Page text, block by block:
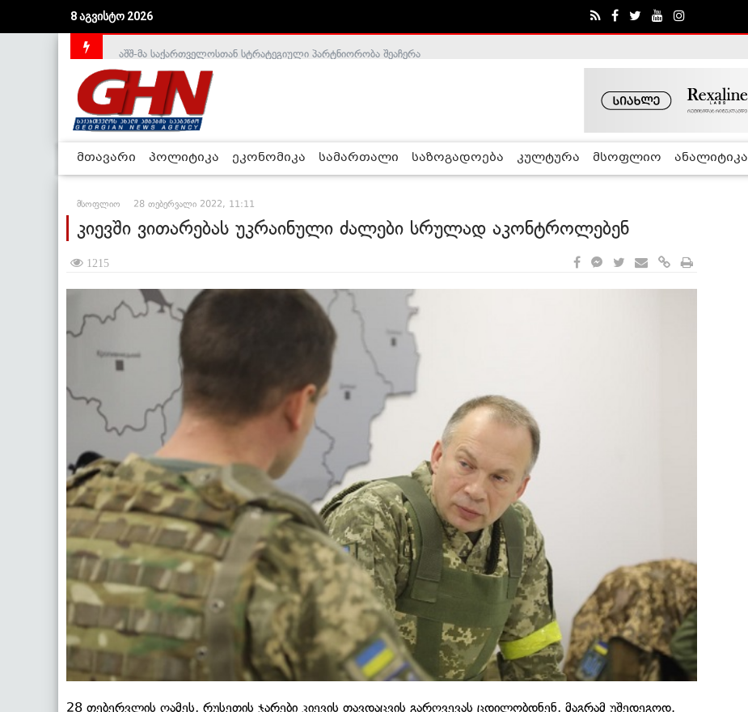
8 აგვისტო 2026
აშშ-მა საქართველოსთან სტრატეგიული პარტნიორობა შეაჩერა
მთავარი პოლიტიკა ეკონომიკა სამართალი საზოგადოება კულტურა მსოფლიო ანალიტიკა
მსოფლიო 28 თებერვალი 2022, 11:11
კიევში ვითარებას უკრაინული ძალები სრულად აკონტროლებენ
1215
28 თებერვლის ღამეს, რუსეთის ჯარები კიევის თავდაცვის გარღვევას ცდილობდნენ, მაგრამ უშედეგოდ.